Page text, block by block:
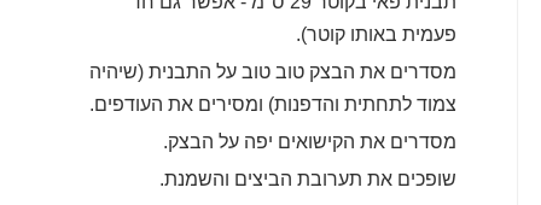
פעמית באותו קוטר).
מסדרים את הבצק טוב טוב על התבנית (שיהיה
צמוד לתחתית והדפנות) ומסירים את העודפים.
מסדרים את הקישואים יפה על הבצק.
שופכים את תערובת הביצים והשמנת.